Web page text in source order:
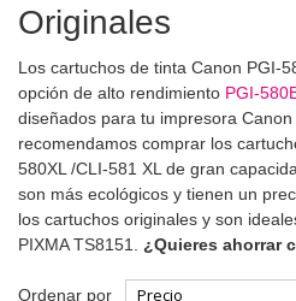
Originales
Los cartuchos de tinta Canon PGI-
opción de alto rendimiento PGI-
diseñados para tu impresora
recomendamos comprar los
580XL /CLI-581 XL de gran
son más ecológicos y tienen un
los cartuchos originales y son
PIXMA TS8151.
¿Quieres ahorrar
Ordenar por